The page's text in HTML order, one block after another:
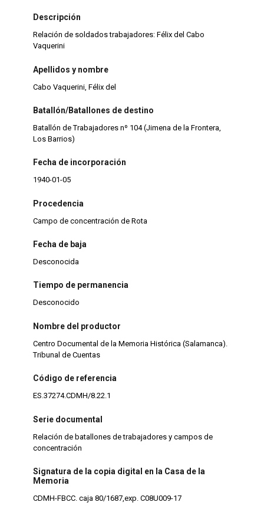
Descripción
Relación de soldados trabajadores: Félix del Cabo
Vaquerini
Apellidos y nombre
Cabo Vaquerini, Félix del
Batallón/Batallones de destino
Batallón de Trabajadores nº 104 (Jimena de la Frontera,
Los Barrios)
Fecha de incorporación
1940-01-05
Procedencia
Campo de concentración de Rota
Fecha de baja
Desconocida
Tiempo de permanencia
Desconocido
Nombre del productor
Centro Documental de la Memoria Histórica (Salamanca).
Tribunal de Cuentas
Código de referencia
ES.37274.CDMH/8.22.1
Serie documental
Relación de batallones de trabajadores y campos de
concentración
Signatura de la copia digital en la Casa de la
Memoria
CDMH-FBCC. caja 80/1687,exp. C08U009-17